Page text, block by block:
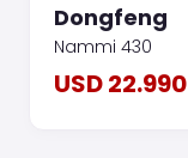
Dongfeng
Nammi 430
USD 22.990